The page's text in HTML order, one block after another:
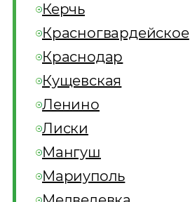
Керчь
Красногвардейское
Краснодар
Кущевская
Ленино
Лиски
Мангуш
Мариуполь